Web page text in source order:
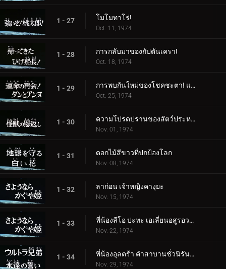
1 - 27 โมโมทาโร่!
Oct. 11, 1974
1 - 28 การกลับมาของกัปตันเครา!
Oct. 18, 1974
1 - 29 การพบกันใหม่ของโชคชะตา! แดนและแอนน์
Oct. 25, 1974
1 - 30 ความโปรดปรานของสัตว์ประหลาด
Nov. 01, 1974
1 - 31 ดอกไม้สีขาวที่ปกป้องโลก
Nov. 08, 1974
1 - 32 ลาก่อน เจ้าหญิงคางุยะ
Nov. 15, 1974
1 - 33 พี่น้องลีโอ ปะทะ เอเลี่ยนอสูรอวกาศ
Nov. 22, 1974
1 - 34 พี่น้องอุลตร้า คำสาบานชั่วนิรันดร์
Nov. 29, 1974